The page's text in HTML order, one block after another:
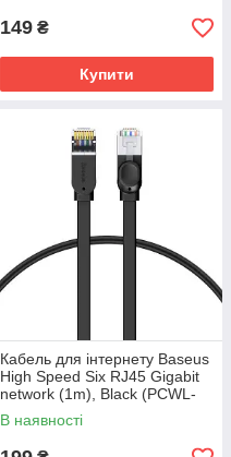
149 ₴
Купити
Кабель для інтернету Baseus
High Speed Six RJ45 Gigabit
network (1m), Black (PCWL-
B01)
В наявності